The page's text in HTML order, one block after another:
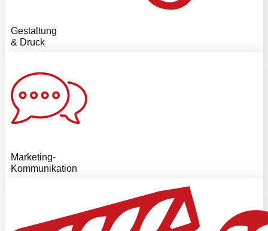
Gestaltung
& Druck
Marketing-
Kommunikation